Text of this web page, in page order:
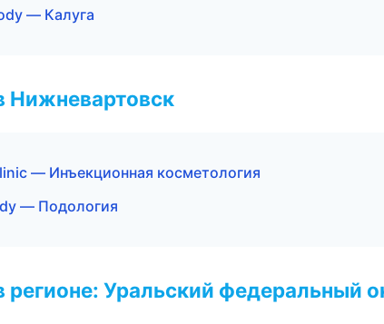
— Калуга
Нижневартовск
— Инъекционная косметология
— Подология
регионе: Уральский федеральный